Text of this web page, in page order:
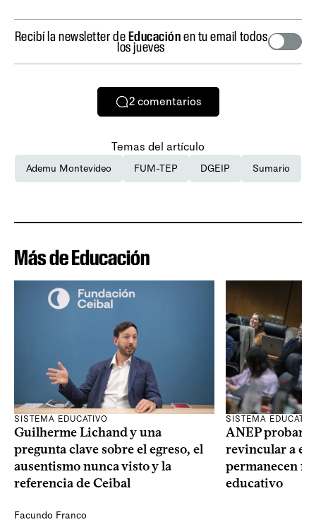
Recibí la newsletter deEducaciónen tu email todos
los jueves
2 comentarios
Temas del artículo
Ademu Montevideo FUM-TEP DGEIP Sumario
Más de Educación
SISTEMA EDUCATIVO
Guilherme Lichand y una
pregunta clave sobre el egreso, el
ausentismo nunca visto y la
referencia de Ceibal
Facundo Franco
SISTEMA
ANEP probará
revincular a
permanecen
educativo